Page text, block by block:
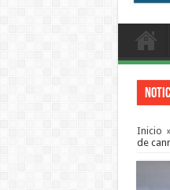
Inicio
de